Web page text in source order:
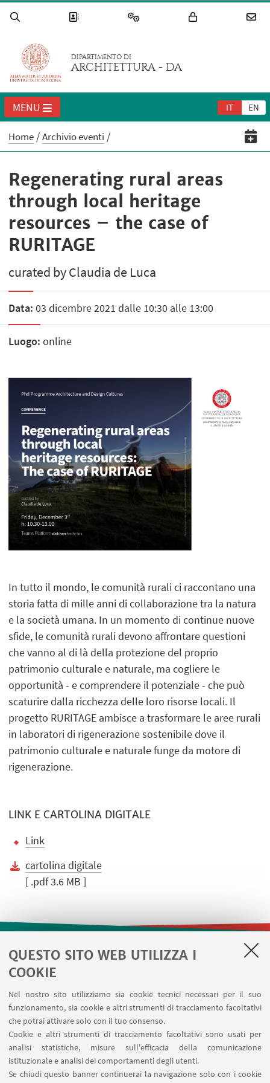
QUESTO SITO WEB UTILIZZA I
COOKIE
Nel nostro sito utilizziamo sia cookie tecnici necessari per il suo
funzionamento, sia cookie e altri strumenti di tracciamento facoltativi
che potrai attivare solo con il tuo consenso.
Cookie e altri strumenti di tracciamento facoltativi sono usati per
analisi statistiche, misure sull'efficacia della comunicazione
istituzionale e analisi dei comportamenti degli utenti.
Se chiudi questo banner continuerai la navigazione solo con i cookie
DIPARTIMENTO DI
ARCHITETTURA - DA
IT EN
MENU
Home Archivio eventi
Regenerating rural areas
through local heritage
resources – the case of
RURITAGE
curated by Claudia de Luca
Data: 03 dicembre 2021 dalle 10:30 alle 13:00
Luogo: online
In tutto il mondo, le comunità rurali ci raccontano una
storia fatta di mille anni di collaborazione tra la natura
e la società umana. In un momento di continue nuove
sfide, le comunità rurali devono affrontare questioni
che vanno al di là della protezione del proprio
patrimonio culturale e naturale, ma cogliere le
opportunità - e comprendere il potenziale - che può
scaturire dalla ricchezza delle loro risorse locali. Il
progetto RURITAGE ambisce a trasformare le aree rurali
in laboratori di rigenerazione sostenibile dove il
patrimonio culturale e naturale funge da motore di
rigenerazione.
LINK E CARTOLINA DIGITALE
Link
cartolina digitale
[ .pdf 3.6 MB ]
LINK UTILI
Area riservata
Prenotazione risorse
SEGUI IL DIPARTIMENTO SU: